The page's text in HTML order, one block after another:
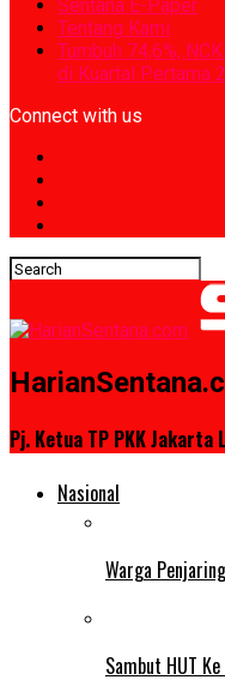
Sentana E-Paper
Tentang Kami
Tumbuh 74,6%,
di Kuartal Pertama
Connect with us
Pj. Ketua TP PKK
Nasional
Warga
Sambut HUT